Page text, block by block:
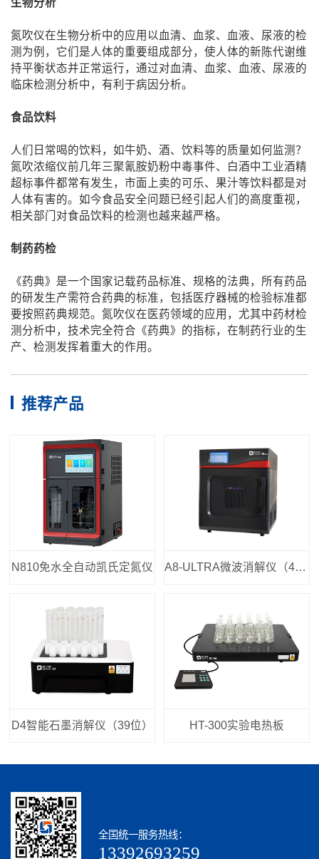
生物分析
氮吹仪在生物分析中的应用以血清、血浆、血液、尿液的检
测为例，它们是人体的重要组成部分，使人体的新陈代谢维
持平衡状态并正常运行，通过对血清、血浆、血液、尿液的
临床检测分析中，有利于病因分析。
食品饮料
人们日常喝的饮料，如牛奶、酒、饮料等的质量如何监测？
氮吹浓缩仪前几年三聚氰胺奶粉中毒事件、白酒中工业酒精
超标事件都常有发生，市面上卖的可乐、果汁等饮料都是对
人体有害的。如今食品安全问题已经引起人们的高度重视，
相关部门对食品饮料的检测也越来越严格。
制药药检
《药典》是一个国家记载药品标准、规格的法典，所有药品
的研发生产需符合药典的标准，包括医疗器械的检验标准都
要按照药典规范。氮吹仪在医药领域的应用，尤其中药材检
测分析中，技术完全符合《药典》的指标，在制药行业的生
产、检测发挥着重大的作用。
推荐产品
N810免水全自动凯氏定氮仪 A8-ULTRA微波消解仪（40位）
D4智能石墨消解仪（39位） HT-300实验电热板
全国统一服务热线：
13392693259